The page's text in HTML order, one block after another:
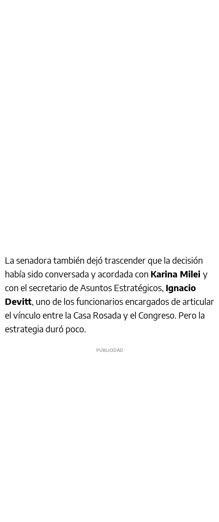
La senadora también dejó trascender que la decisión
había sido conversada y acordada con Karina Milei y
con el secretario de Asuntos Estratégicos, Ignacio
Devitt , uno de los funcionarios encargados de articular
el vínculo entre la Casa Rosada y el Congreso. Pero la
estrategia duró poco.